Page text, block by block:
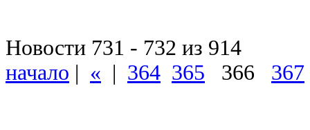
Новости 731 - 732 из 914
начало | « | 364 365 366 367